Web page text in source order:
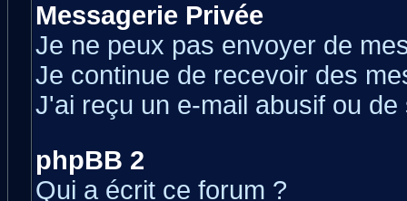
Messagerie Privée
Je ne peux pas envoyer de
Je continue de recevoir des
J'ai reçu un e-mail abusif ou
phpBB 2
Qui a écrit ce forum ?